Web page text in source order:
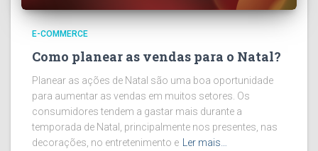
E-COMMERCE
Como planear as vendas para o Natal?
Planear as ações de Natal são uma boa oportunidade
para aumentar as vendas em muitos setores. Os
consumidores tendem a gastar mais durante a
temporada de Natal, principalmente nos presentes, nas
decorações, no entretenimento e Ler mais…